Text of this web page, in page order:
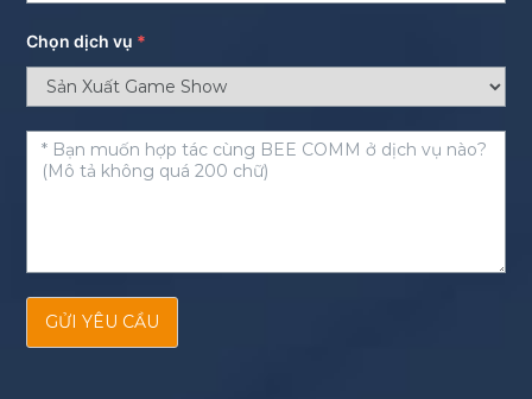
Chọn dịch vụ *
GỬI YÊU CẦU